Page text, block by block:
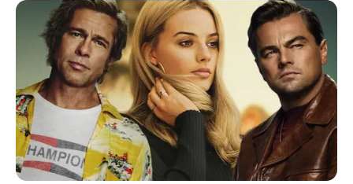
08:58 / 06 Avqust 2026 SİYASƏT
Ceyhun Bayramov Ukraynaya getdi
67 0